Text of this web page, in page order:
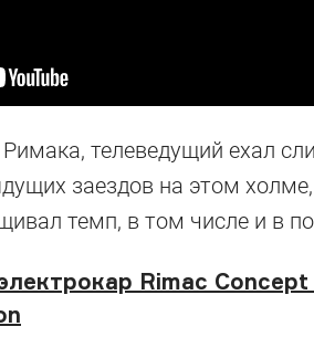
телеведущий ехал
заездов на этом
темп, в том числе и в
Rimac